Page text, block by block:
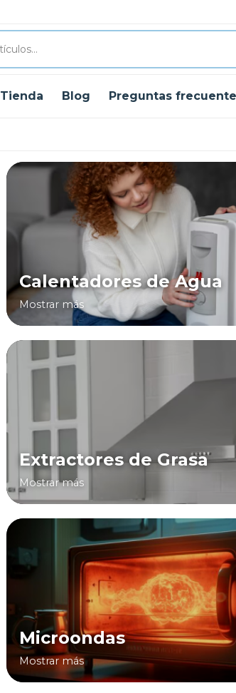
Tienda Blog Preguntas
Calentadores de Agua
Mostrar más
Extractores de Grasa
Mostrar más
Microondas
Mostrar más